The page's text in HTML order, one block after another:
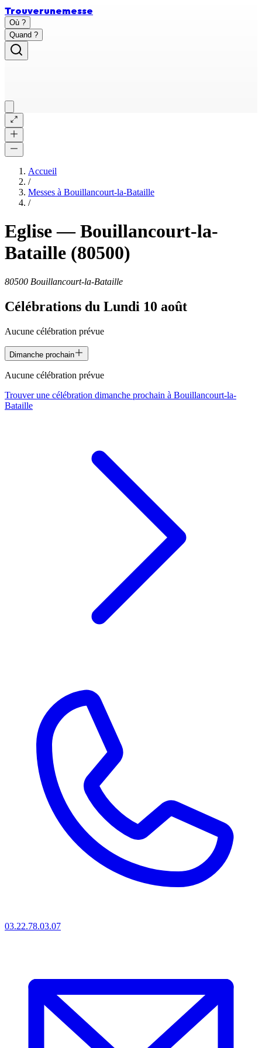
Trouverunemesse
Où ?
Quand ?
Accueil
/
Messes à Bouillancourt-la-Bataille
/
Eglise—Bouillancourt-la-
Bataille (80500)
80500 Bouillancourt-la-Bataille
Célébrations du Lundi 10 août
Aucune célébration prévue
Dimanche prochain
Aucune célébration prévue
Trouver une célébration dimanche prochain à Bouillancourt-la-
Bataille
03.22.78.03.07